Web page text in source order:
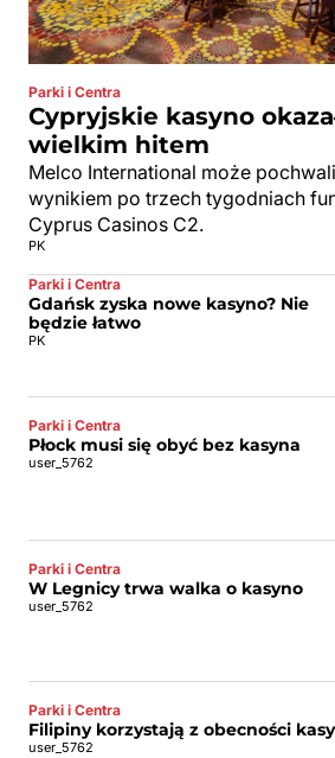
Parki i Centra
Cypryjskie kasyno
wielkim hitem
Melco International może
wynikiem po trzech tygodniach
Cyprus Casinos C2.
PK
Parki i Centra
Gdańsk zyska nowe kasyno? Nie
będzie łatwo
PK
Parki i Centra
Płock musi się obyć bez kasyna
user_5762
Parki i Centra
W Legnicy trwa walka o kasyno
user_5762
Parki i Centra
Filipiny korzystają z obecności
user_5762